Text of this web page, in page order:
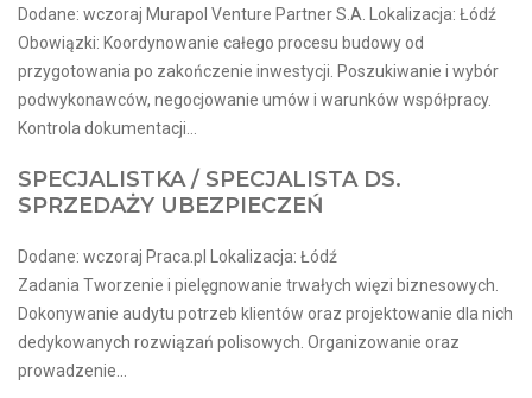
Dodane: wczoraj Murapol Venture Partner S.A. Lokalizacja: Łódź
Obowiązki: Koordynowanie całego procesu budowy od
przygotowania po zakończenie inwestycji. Poszukiwanie i wybór
podwykonawców, negocjowanie umów i warunków współpracy.
Kontrola dokumentacji...
SPECJALISTKA / SPECJALISTA DS.
SPRZEDAŻY UBEZPIECZEŃ
Dodane: wczoraj Praca.pl Lokalizacja: Łódź
Zadania Tworzenie i pielęgnowanie trwałych więzi biznesowych.
Dokonywanie audytu potrzeb klientów oraz projektowanie dla nich
dedykowanych rozwiązań polisowych. Organizowanie oraz
prowadzenie...